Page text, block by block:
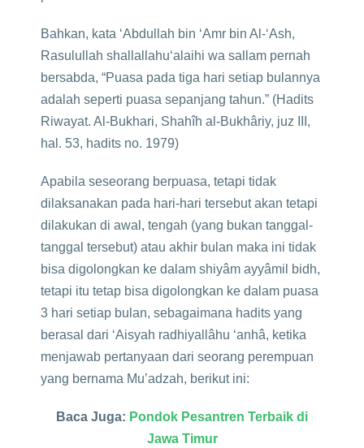
Bahkan, kata ‘Abdullah bin ‘Amr bin Al-‘Ash,
Rasulullah shallallahu‘alaihi wa sallam pernah
bersabda, “Puasa pada tiga hari setiap bulannya
adalah seperti puasa sepanjang tahun.” (Hadits
Riwayat. Al-Bukhari, Shahîh al-Bukhâriy, juz III,
hal. 53, hadits no. 1979)
Apabila seseorang berpuasa, tetapi tidak
dilaksanakan pada hari-hari tersebut akan tetapi
dilakukan di awal, tengah (yang bukan tanggal-
tanggal tersebut) atau akhir bulan maka ini tidak
bisa digolongkan ke dalam shiyâm ayyâmil bidh,
tetapi itu tetap bisa digolongkan ke dalam puasa
3 hari setiap bulan, sebagaimana hadits yang
berasal dari ‘Aisyah radhiyallâhu ‘anhâ, ketika
menjawab pertanyaan dari seorang perempuan
yang bernama Mu’adzah, berikut ini:
Baca Juga: Pondok Pesantren Terbaik di
Jawa Timur